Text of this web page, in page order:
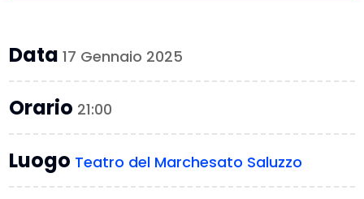
Data17 Gennaio 2025
Orario 21:00
Luogo Teatro del Marchesato Saluzzo